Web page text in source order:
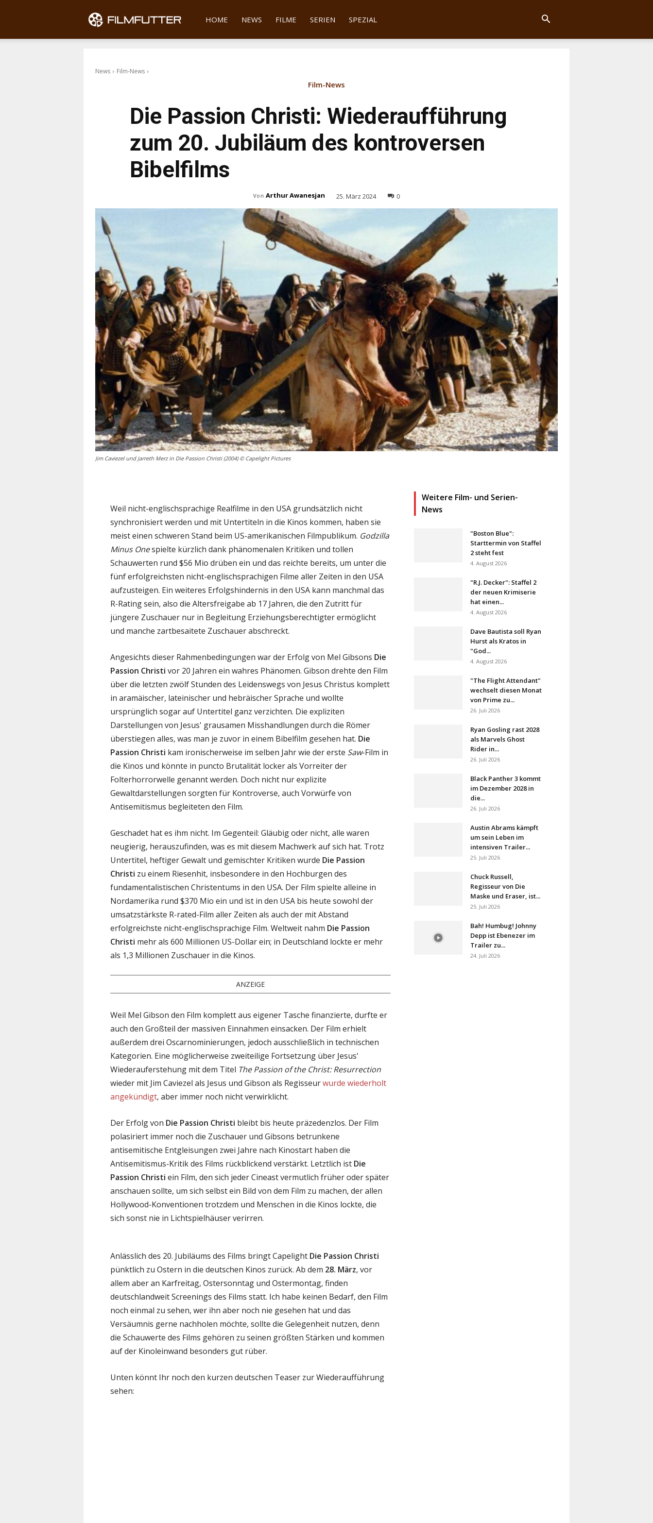
Filmfutter
HOME NEWS FILME SERIEN SPEZIAL
News Film-News
Film-News
Die Passion Christi: Wiederaufführung
zum 20. Jubiläum des kontroversen
Bibelfilms
Von Arthur Awanesjan 25. März 2024 0
Jim Caviezel und Jarreth Merz in Die Passion Christi (2004) © Capelight Pictures
Weil nicht-englischsprachige Realfilme in den USA grundsätzlich nicht
synchronisiert werden und mit Untertiteln in die Kinos kommen, haben sie
meist einen schweren Stand beim US-amerikanischen Filmpublikum. Godzilla
Minus Onespielte kürzlich dank phänomenalen Kritiken und tollen
Schauwerten rund $56 Mio drüben ein und das reichte bereits, um unter die
fünf erfolgreichsten nicht-englischsprachigen Filme aller Zeiten in den USA
aufzusteigen. Ein weiteres Erfolgshindernis in den USA kann manchmal das
R-Rating sein, also die Altersfreigabe ab 17 Jahren, die den Zutritt für
jüngere Zuschauer nur in Begleitung Erziehungsberechtigter ermöglicht
und manche zartbesaitete Zuschauer abschreckt.
Angesichts dieser Rahmenbedingungen war der Erfolg von Mel Gibsons Die
Passion Christi vor 20 Jahren ein wahres Phänomen. Gibson drehte den Film
über die letzten zwölf Stunden des Leidenswegs von Jesus Christus komplett
in aramäischer, lateinischer und hebräischer Sprache und wollte
ursprünglich sogar auf Untertitel ganz verzichten. Die expliziten
Darstellungen von Jesus' grausamen Misshandlungen durch die Römer
überstiegen alles, was man je zuvor in einem Bibelfilm gesehen hat. Die
Passion Christi kam ironischerweise im selben Jahr wie der erste Saw-Film in
die Kinos und könnte in puncto Brutalität locker als Vorreiter der
Folterhorrorwelle genannt werden. Doch nicht nur explizite
Gewaltdarstellungen sorgten für Kontroverse, auch Vorwürfe von
Antisemitismus begleiteten den Film.
Geschadet hat es ihm nicht. Im Gegenteil: Gläubig oder nicht, alle waren
neugierig, herauszufinden, was es mit diesem Machwerk auf sich hat. Trotz
Untertitel, heftiger Gewalt und gemischter Kritiken wurde Die Passion
Christi zu einem Riesenhit, insbesondere in den Hochburgen des
fundamentalistischen Christentums in den USA. Der Film spielte alleine in
Nordamerika rund $370 Mio ein und ist in den USA bis heute sowohl der
umsatzstärkste R-rated-Film aller Zeiten als auch der mit Abstand
erfolgreichste nicht-englischsprachige Film. Weltweit nahm Die Passion
Christi mehr als 600 Millionen US-Dollar ein; in Deutschland lockte er mehr
als 1,3 Millionen Zuschauer in die Kinos.
ANZEIGE
Weil Mel Gibson den Film komplett aus eigener Tasche finanzierte, durfte er
auch den Großteil der massiven Einnahmen einsacken. Der Film erhielt
außerdem drei Oscarnominierungen, jedoch ausschließlich in technischen
Kategorien. Eine möglicherweise zweiteilige Fortsetzung über Jesus'
Wiederauferstehung mit dem Titel The Passion of the Christ: Resurrection
wieder mit Jim Caviezel als Jesus und Gibson als Regisseurwurde wiederholt
angekündigt, aber immer noch nicht verwirklicht.
Der Erfolg von Die Passion Christi bleibt bis heute präzedenzlos. Der Film
polasiriert immer noch die Zuschauer und Gibsons betrunkene
antisemitische Entgleisungen zwei Jahre nach Kinostart haben die
Antisemitismus-Kritik des Films rückblickend verstärkt. Letztlich ist Die
Passion Christi ein Film, den sich jeder Cineast vermutlich früher oder später
anschauen sollte, um sich selbst ein Bild von dem Film zu machen, der allen
Hollywood-Konventionen trotzdem und Menschen in die Kinos lockte, die
sich sonst nie in Lichtspielhäuser verirren.
Anlässlich des 20. Jubiläums des Films bringt Capelight Die Passion Christi
pünktlich zu Ostern in die deutschen Kinos zurück. Ab dem 28. März, vor
allem aber an Karfreitag, Ostersonntag und Ostermontag, finden
deutschlandweit Screenings des Films statt. Ich habe keinen Bedarf, den Film
noch einmal zu sehen, wer ihn aber noch nie gesehen hat und das
Versäumnis gerne nachholen möchte, sollte die Gelegenheit nutzen, denn
die Schauwerte des Films gehören zu seinen größten Stärken und kommen
auf der Kinoleinwand besonders gut rüber.
Unten könnt Ihr noch den kurzen deutschen Teaser zur Wiederaufführung
sehen:
Weitere Film- und Serien-
News
"Boston Blue":
Starttermin von Staffel
2 steht fest
4. August 2026
"R.J. Decker": Staffel 2
der neuen Krimiserie
hat einen...
4. August 2026
Dave Bautista soll Ryan
Hurst als Kratos in
"God...
4. August 2026
"The Flight Attendant"
wechselt diesen Monat
von Prime zu...
26. Juli 2026
Ryan Gosling rast 2028
als Marvels Ghost
Rider in...
26. Juli 2026
Black Panther 3 kommt
im Dezember 2028 in
die...
26. Juli 2026
Austin Abrams kämpft
um sein Leben im
intensiven Trailer...
25. Juli 2026
Chuck Russell,
Regisseur von Die
Maske und Eraser, ist...
25. Juli 2026
Bah! Humbug! Johnny
Depp ist Ebenezer im
Trailer zu...
24. Juli 2026